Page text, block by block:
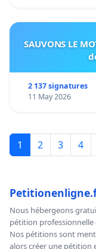
SAUVONS LE
2 137 signatures
11 May 2026
1 2 3 4
Nous hébergeons
pétition professionnelle
Nos pétitions sont
alors créer une pétition